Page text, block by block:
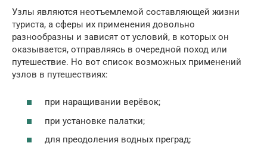
Узлы являются неотъемлемой составляющей жизни
туриста, а сферы их применения довольно
разнообразны и зависят от условий, в которых он
оказывается, отправляясь в очередной поход или
путешествие. Но вот список возможных применений
узлов в путешествиях:
при наращивании верёвок;
при установке палатки;
для преодоления водных преград;